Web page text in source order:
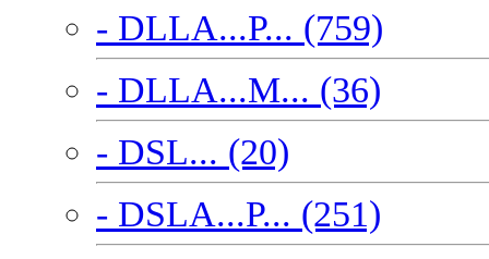
- DLLA...P... (759)
- DLLA...M... (36)
- DSL... (20)
- DSLA...P... (251)